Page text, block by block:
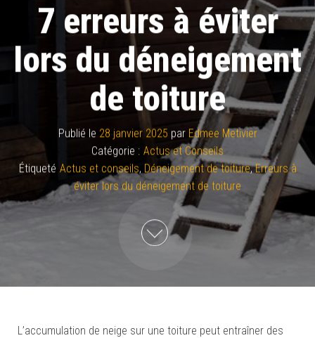
7 erreurs à éviter
lors du déneigement
de toiture
Publié le 28 janvier 2025 par Edmee Metivier
Catégorie : Actus et Conseils
Étiqueté Actus et conseils, Déneigement de toiture,Erreurs à
éviter lors du déneigement de toiture
L’accumulation de neige sur une toiture peut entraîner des